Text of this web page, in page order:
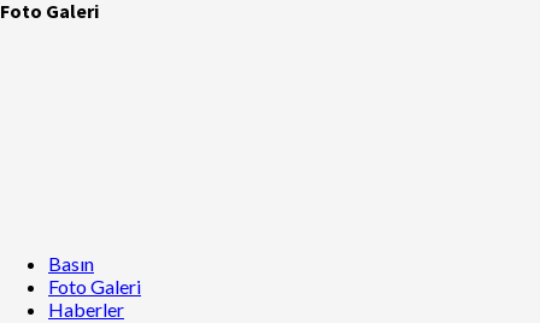
Foto Galeri
Basın
Foto Galeri
Haberler